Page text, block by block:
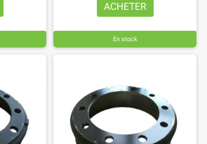
ACHETER
En stock